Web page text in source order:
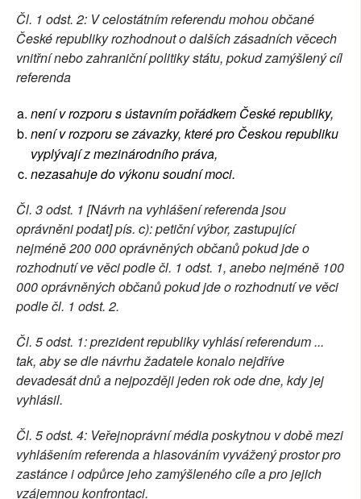
Čl. 1 odst. 2: V celostátním referendu mohou občané
České republiky rozhodnout o dalších zásadních věcech
vnitřní nebo zahraniční politiky státu, pokud zamýšlený cíl
referenda
není v rozporu s ústavním pořádkem České republiky,
není v rozporu se závazky, které pro Českou republiku
vyplývají z mezinárodního práva,
nezasahuje do výkonu soudní moci.
Čl. 3 odst. 1 [Návrh na vyhlášení referenda jsou
oprávněni podat] pís. c): petiční výbor, zastupující
nejméně 200 000 oprávněných občanů pokud jde o
rozhodnutí ve věci podle čl. 1 odst. 1, anebo nejméně 100
000 oprávněných občanů pokud jde o rozhodnutí ve věci
podle čl. 1 odst. 2.
Čl. 5 odst. 1: prezident republiky vyhlásí referendum ...
tak, aby se dle návrhu žadatele konalo nejdříve
devadesát dnů a nejpozději jeden rok ode dne, kdy jej
vyhlásil.
Čl. 5 odst. 4: Veřejnoprávní média poskytnou v době mezi
vyhlášením referenda a hlasováním vyvážený prostor pro
zastánce i odpůrce jeho zamýšleného cíle a pro jejich
vzájemnou konfrontaci.